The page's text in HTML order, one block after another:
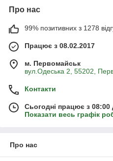
Про нас
99% позитивних з 1278
Працює з 08.02.2017
м. Первомайськ
вул.Одеська 2, 55202,
Контакти
Сьогодні працює з 08:00
Показати весь графік
Про нас